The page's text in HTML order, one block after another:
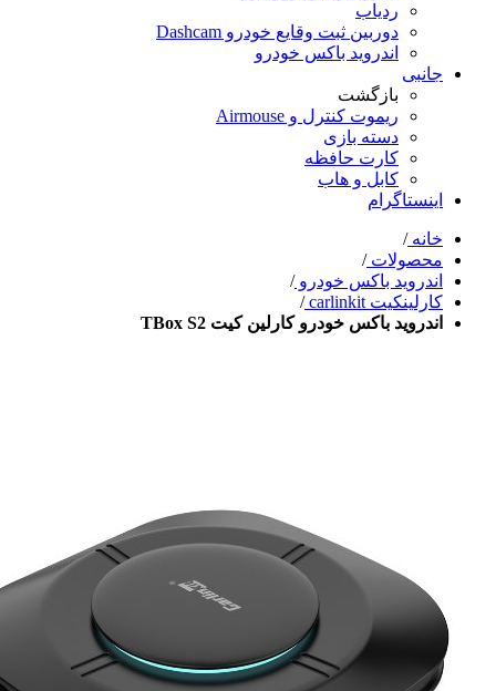
ردیاب
دوربین ثبت وقایع خودرو Dashcam
اندروید باکس خودرو
جانبی
بازگشت
ریموت کنترل و Airmouse
دسته بازی
کارت حافظه
کابل و هاب
اینستاگرام
خانه /
محصولات /
اندروید باکس خودرو/
کارلینکیت carlinkit
/
اندروید باکس خودرو کارلین کیت TBox S2